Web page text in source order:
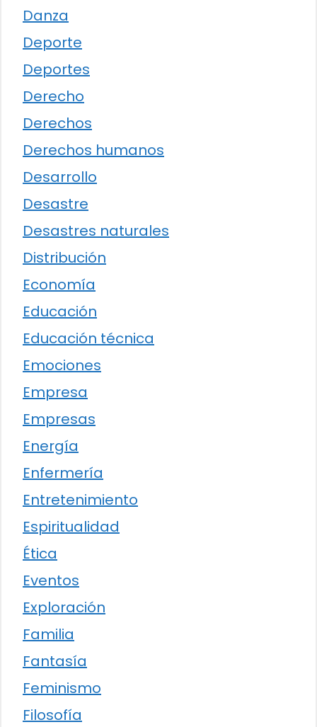
Danza
Deporte
Deportes
Derecho
Derechos
Derechos humanos
Desarrollo
Desastre
Desastres naturales
Distribución
Economía
Educación
Educación técnica
Emociones
Empresa
Empresas
Energía
Enfermería
Entretenimiento
Espiritualidad
Ética
Eventos
Exploración
Familia
Fantasía
Feminismo
Filosofía